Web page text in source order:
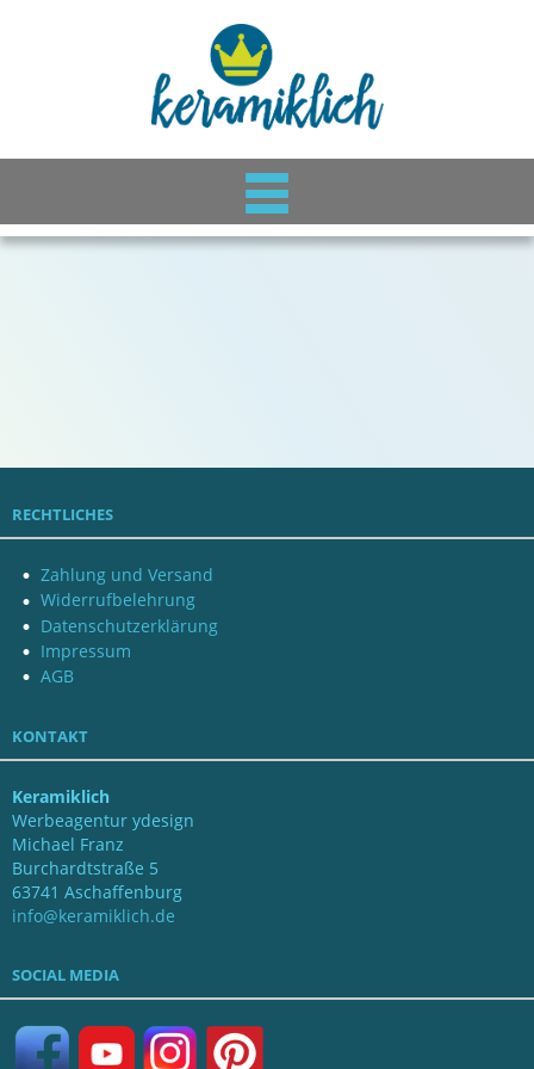
RECHTLICHES
Zahlung und Versand
Widerrufbelehrung
Datenschutzerklärung
Impressum
AGB
KONTAKT
Keramiklich
Werbeagentur ydesign
Michael Franz
Burchardtstraße 5
63741 Aschaffenburg
info@keramiklich.de
SOCIAL MEDIA